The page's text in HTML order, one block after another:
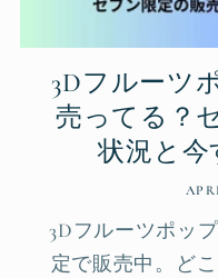
3Dフルーツ
売ってる？
状況と今
3Dフルーツポッ
定で販売中。ど